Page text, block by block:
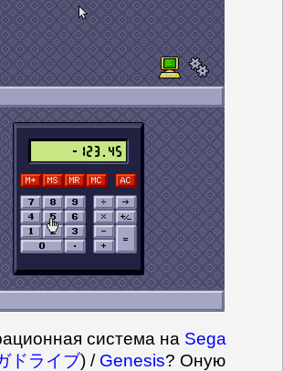
система на Sega
ドライブ) / Genesis? Оную